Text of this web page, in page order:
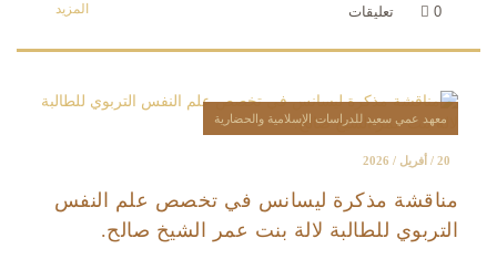
المزيد 0 تعليقات
معهد عمي سعيد للدراسات الإسلامية والحضارية
مناقشة مذكرة ليسانس في تخصص علم النفس
التربوي للطالبة لالة بنت عمر الشيخ صالح.